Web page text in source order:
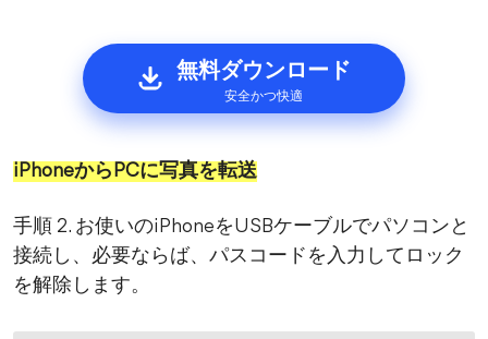
無料ダウンロード
安全かつ快適
iPhoneからPCに写真を転送
手順 2. お使いのiPhoneをUSBケーブルでパソコンと
接続し、必要ならば、パスコードを入力してロック
を解除します。